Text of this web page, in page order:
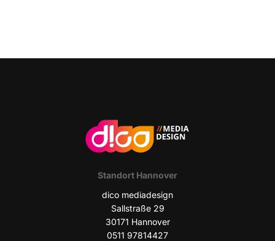
Stand­ort Hannover
dico media­de­sign
Sall­stra­ße 29
30171 Han­no­ver
0511 97814427